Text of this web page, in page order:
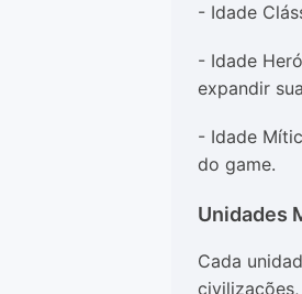
- Idade
- Idade
expandir
- Idade
do game.
Unidades
Cada